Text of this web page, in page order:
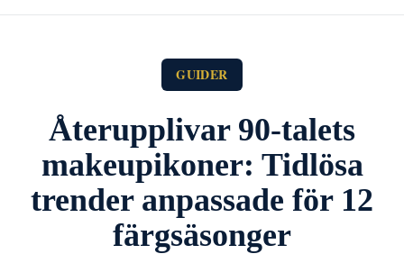
GUIDER
Återupplivar 90-talets
makeupikoner: Tidlösa
trender anpassade för 12
färgsäsonger